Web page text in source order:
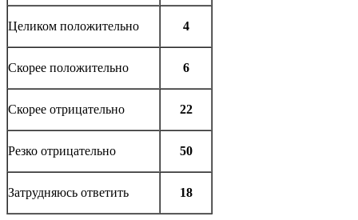
Целиком положительно 4
Скорее положительно 6
Скорее отрицательно 22
Резко отрицательно 50
Затрудняюсь ответить 18